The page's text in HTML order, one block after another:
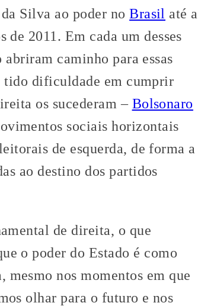
Silva ao poder noBrasil até a
2011. Em cada um desses
caminho para essas
tido dificuldade em cumprir
os sucederam – Bolsonaro
sociais horizontais
de esquerda, de forma a
ao destino dos partidos
de direita, o que
o poder do Estado é como
mesmo nos momentos em que
olhar para o futuro e nos